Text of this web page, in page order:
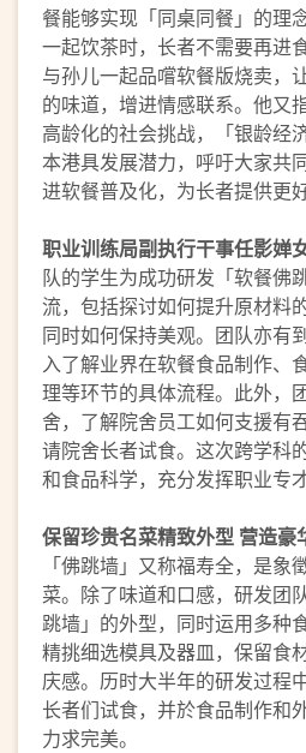
餐能够实现「同桌同餐」的理
一起饮茶时，长者不需要再进
与孙儿一起品嚐软餐版烧卖，
的味道，增进情感联系。他又
高龄化的社会挑战，「银龄经
本港具发展潜力，呼吁大家共
进软餐普及化，为长者提供更
职业训练局副执行干事任影婵
队的学生为成功研发「软餐佛
流，包括探讨如何提升原材料
同时如何保持美观。团队亦有
入了解业界在软餐食品制作、
理等环节的具体流程。此外，
舍，了解院舍员工如何支援有
请院舍长者试食。这次跨学科
和食品科学，充分发挥职业专
保留珍贵名菜精致外型 营造豪
「佛跳墙」又称福寿全，是象
菜。除了味道和口感，研发团
跳墙」的外型，同时运用多种
精挑细选模具及器皿，保留食
庆感。历时大半年的研发过程
长者们试食，并於食品制作和
力求完美。